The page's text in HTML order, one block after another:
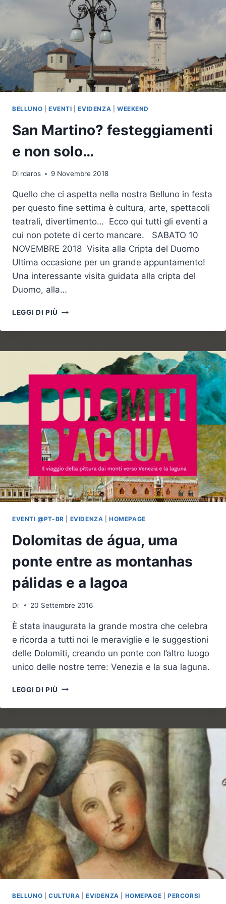
BELLUNO EVENTI |EVIDENZA WEEKEND
San Martino? festeggiamenti
e non solo…
Di rdaros 9 Novembre 2018
Quello che ci aspetta nella nostra Belluno in festa
per questo fine settima è cultura, arte, spettacoli
teatrali, divertimento… Ecco qui tutti gli eventi a
cui non potete di certo mancare. SABATO 10
NOVEMBRE 2018 Visita alla Cripta del Duomo
Ultima occasione per un grande appuntamento!
Una interessante visita guidata alla cripta del
Duomo, alla…
LEGGI DI PIÙ SAN
FESTEGGIAMENTI
NON
SOLO…
EVENTI @PT-BR EVIDENZA |HOMEPAGE
Dolomitas de água, uma
ponte entre as montanhas
pálidas e a lagoa
Di 20 Settembre 2016
È stata inaugurata la grande mostra che celebra
e ricorda a tutti noi le meraviglie e le suggestioni
delle Dolomiti, creando un ponte con l’altro luogo
unico delle nostre terre: Venezia e la sua laguna.
LEGGI DI PIÙ DOLOMITAS
ÁGUA,
PONTE
ENTRE
AS
MONTANHAS
PÁLIDAS
E
A
LAGOA
BELLUNO CULTURA EVIDENZA HOMEPAGE |PERCORSI